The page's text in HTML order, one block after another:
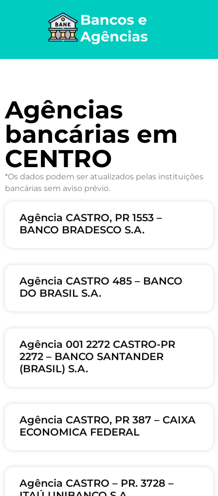
Agências
bancárias em
CENTRO
*Os dados podem ser atualizados pelas instituições
bancárias sem aviso prévio.
Agência CASTRO, PR 1553 –
BANCO BRADESCO S.A.
Agência CASTRO 485 – BANCO
DO BRASIL S.A.
Agência 001 2272 CASTRO-PR
2272 – BANCO SANTANDER
(BRASIL) S.A.
Agência CASTRO, PR 387 – CAIXA
ECONOMICA FEDERAL
Agência CASTRO – PR. 3728 –